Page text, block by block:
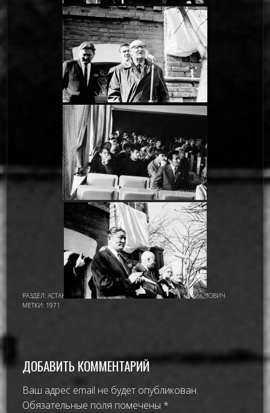
РАЗДЕЛ:АСТАНА - ЦЕЛИНОГРАД,ИМАМОВ НУРМУХАМАТ ИМАМОВИЧ
МЕТКИ: 1971
ДОБАВИТЬ КОММЕНТАРИЙ
Ваш адрес email не будет опубликован.
Обязательные поля помечены *